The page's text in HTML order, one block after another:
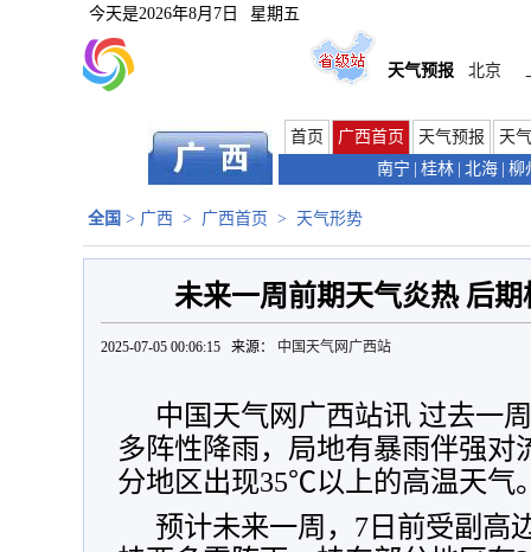
今天是2026年8月7日 星期五
天气预报 北京
首页 广西首页 天气预报
天
南宁
桂林 北海 柳
全国 > 广西 > 广西首页 > 天气形势
未来一周前期天气炎热 后
2025-07-05 00:06:15 来源： 中国天气网广西站
中国天气网广西站讯 过去一
多阵性降雨，局地有暴雨伴强对
分地区出现35℃以上的高温天气
预计未来一周，7日前受副高